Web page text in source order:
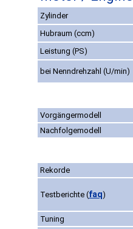
Zylinder
Hubraum (ccm)
Leistung (PS)
bei Nenndrehzahl (U/min)
Vorgängermodell
Nachfolgemodell
Rekorde
Testberichte (faq)
Tuning